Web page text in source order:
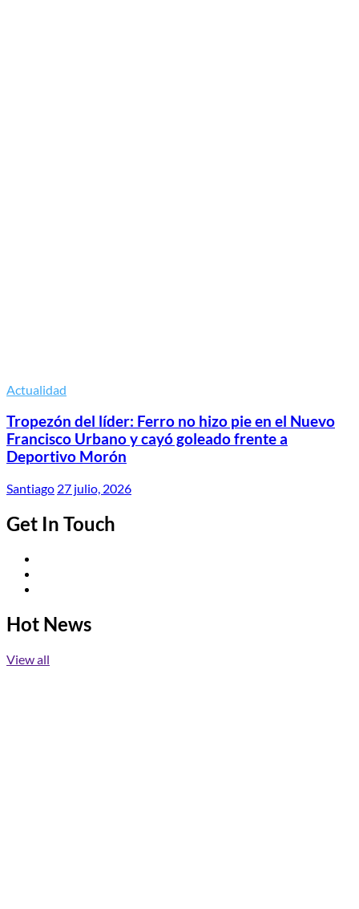
Actualidad
Tropezón del líder: Ferro no hizo pie en el Nuevo
Francisco Urbano y cayó goleado frente a
Deportivo Morón
Santiago 27 julio, 2026
Get In Touch
Hot News
View all